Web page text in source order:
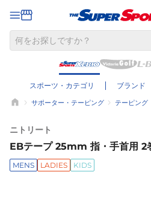
スポーツ・カテゴリ ブランド
サポーター・テーピング テーピング
ニトリート
EBテープ 25mm 指・手首用 2
MENS LADIES KIDS